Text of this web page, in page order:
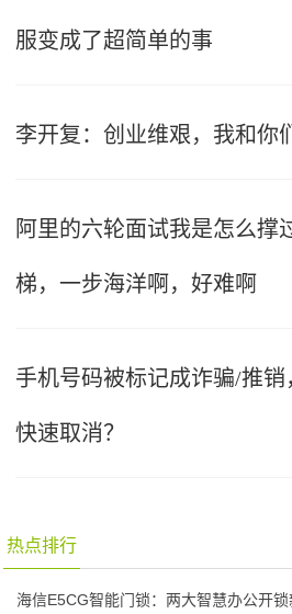
服变成了超简单的事
李开复：创业维艰，我和你
阿里的六轮面试我是怎么撑
梯，一步海洋啊，好难啊
手机号码被标记成诈骗/推
快速取消？
热点排行
海信E5CG智能门锁：两大智慧办公开锁